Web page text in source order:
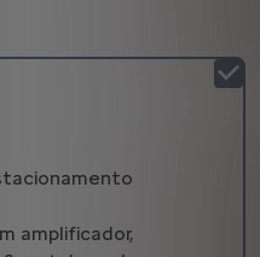
amplificador,